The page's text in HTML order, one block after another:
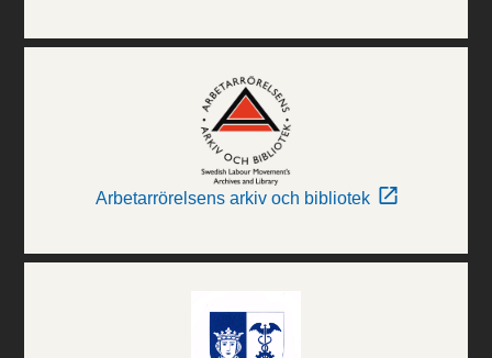
Arbetarrörelsens arkiv och bibliotek